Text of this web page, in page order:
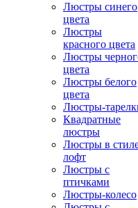
Люстры синего
цвета
Люстры
красного цвета
Люстры
цвета
Люстры белого
цвета
Люстры-
Квадратные
люстры
Люстры в
лофт
Люстры с
птичками
Люстры-колесо